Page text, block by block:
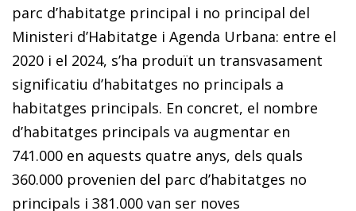
parc d’habitatge principal i no principal del
Ministeri d’Habitatge i Agenda Urbana: entre el
2020 i el 2024, s’ha produït un transvasament
significatiu d’habitatges no principals a
habitatges principals. En concret, el nombre
d’habitatges principals va augmentar en
741.000 en aquests quatre anys, dels quals
360.000 provenien del parc d’habitatges no
principals i 381.000 van ser noves